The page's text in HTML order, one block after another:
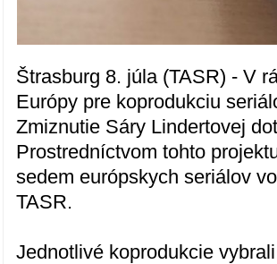
Štrasburg 8. júla (TASR) - V
Európy pre koprodukciu
Zmiznutie Sáry Lindertovej
Prostredníctvom tohto
sedem európskych seriálov
TASR.
Jednotlivé koprodukcie